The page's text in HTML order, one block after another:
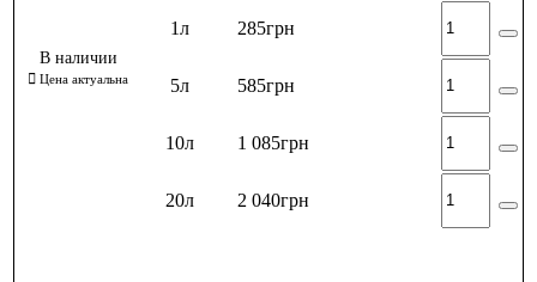
1л 285грн
5л 585грн
10л 1 085грн
20л 2 040грн